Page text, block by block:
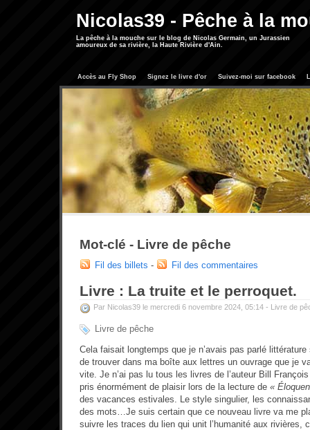
Nicolas39 - Pêche à la
La pêche à la mouche sur le blog de Nicolas Germain, un Jurassien
amoureux de sa rivière, la Haute Rivière d'Ain.
Accès au Fly Shop Signez le livre d'or Suivez-moi sur facebook
Mot-clé - Livre de pêche
Fil des billets - Fil des commentaires
Livre : La truite et le perroquet.
Par Nicolas39 le mercredi 6 novembre 2024, 05:14 - Livre de
Livre de pêche
Cela faisait longtemps que je n’avais pas parlé
de trouver dans ma boîte aux lettres un ouvrage que je
vite. Je n’ai pas lu tous les livres de l’auteur Bill
pris énormément de plaisir lors de la lecture de «
des vacances estivales. Le style singulier, les
des mots…Je suis certain que ce nouveau livre va me
suivre les traces du lien qui unit l’humanité aux rivières,